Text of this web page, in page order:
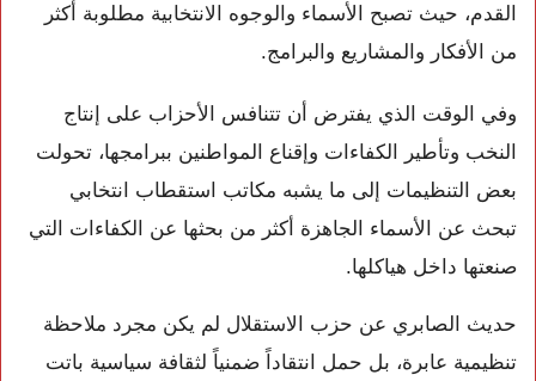
القدم، حيث تصبح الأسماء والوجوه الانتخابية مطلوبة أكثر
من الأفكار والمشاريع والبرامج.
وفي الوقت الذي يفترض أن تتنافس الأحزاب على إنتاج
النخب وتأطير الكفاءات وإقناع المواطنين ببرامجها، تحولت
بعض التنظيمات إلى ما يشبه مكاتب استقطاب انتخابي
تبحث عن الأسماء الجاهزة أكثر من بحثها عن الكفاءات التي
صنعتها داخل هياكلها.
حديث الصابري عن حزب الاستقلال لم يكن مجرد ملاحظة
تنظيمية عابرة، بل حمل انتقاداً ضمنياً لثقافة سياسية باتت